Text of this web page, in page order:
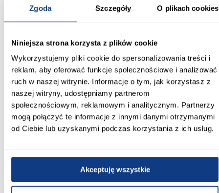
Zgoda Szczegóły O plikach cookies
Niniejsza strona korzysta z plików cookie
Wykorzystujemy pliki cookie do spersonalizowania treści i
reklam, aby oferować funkcje społecznościowe i analizować
ruch w naszej witrynie. Informacje o tym, jak korzystasz z
naszej witryny, udostępniamy partnerom
społecznościowym, reklamowym i analitycznym. Partnerzy
mogą połączyć te informacje z innymi danymi otrzymanymi
od Ciebie lub uzyskanymi podczas korzystania z ich usług.
Akceptuję wszystkie
użytkowania każdego dnia.
Kształt:
proste
Rodzaj drzwi:
przesuwne
Oświetlenie:
Szerokość [cm]: